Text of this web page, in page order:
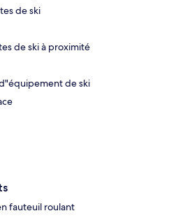
de ski
de ski à proximité
de ski
fauteuil roulant